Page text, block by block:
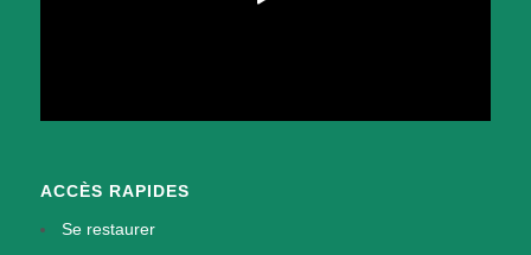
ACCÈS RAPIDES
Se restaurer